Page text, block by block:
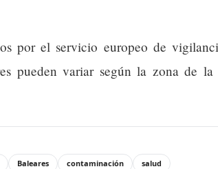
por el servicio europeo de
pueden variar según la zona de
Baleares contaminación salud